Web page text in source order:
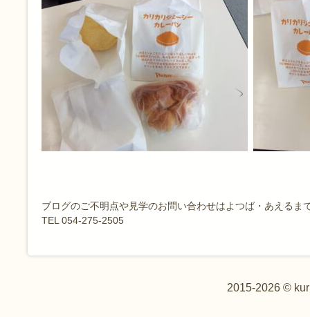
ブログのご不明点や見学のお問い合わせはよつば・あえるま
TEL 054-275-2505
2015-2026 ©